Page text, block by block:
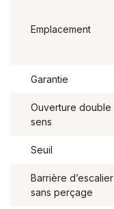
Emplacement
Garantie
Ouverture double
sens
Seuil
Barrière d’escalier
sans perçage